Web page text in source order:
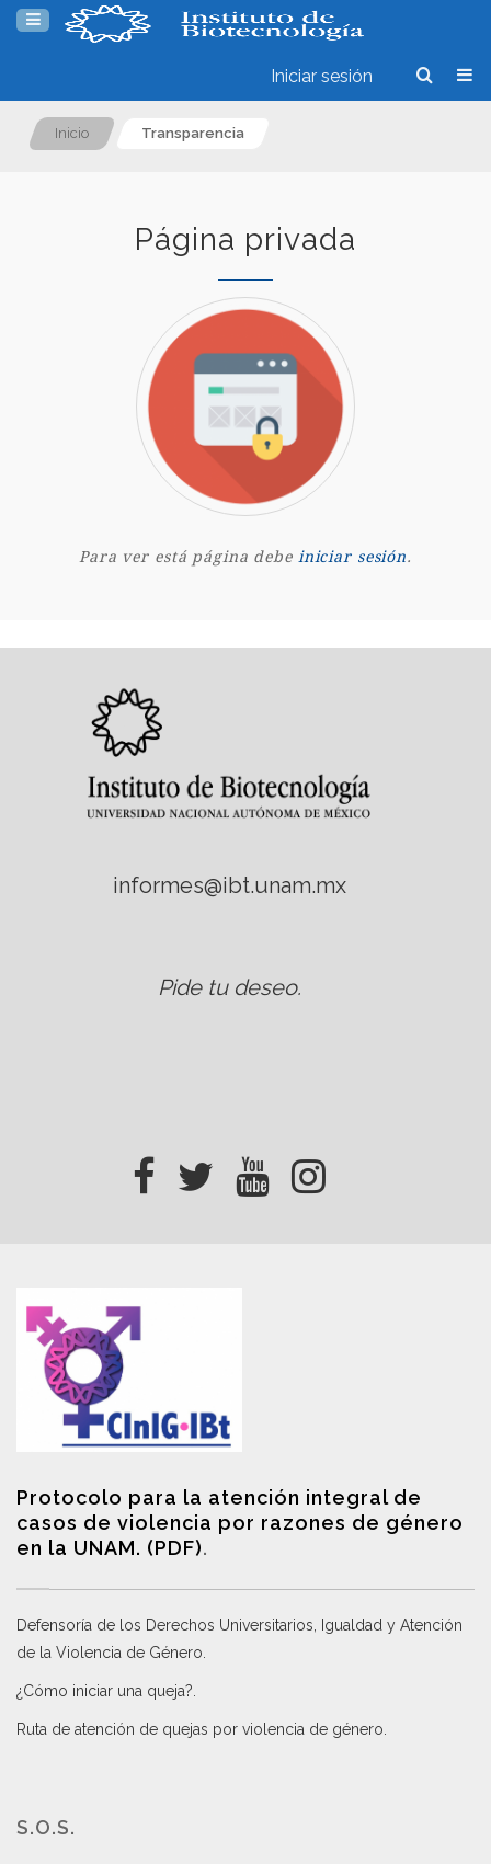
Iniciar sesión
Inicio Transparencia
Página privada
Para ver está página debe iniciar sesión.
informes@ibt.unam.mx
Pide tu deseo.
Protocolo para la atención integral de
casos de violencia por razones de género
en la UNAM. (PDF).
Defensoría de los Derechos Universitarios, Igualdad y Atención
de la Violencia de Género
¿Cómo iniciar una queja?
Ruta de atención de quejas por violencia de género
S.O.S.